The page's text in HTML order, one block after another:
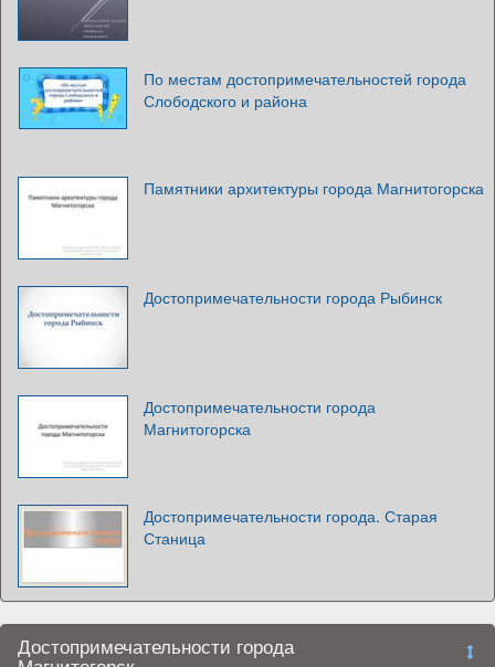
По местам достопримечательностей города
Слободского и района
Памятники архитектуры города Магнитогорска
Достопримечательности города Рыбинск
Достопримечательности города
Магнитогорска
Достопримечательности города. Старая
Станица
Достопримечательности города